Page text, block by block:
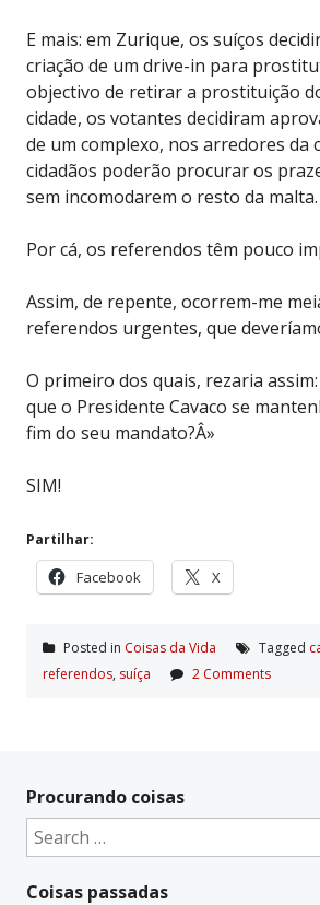
E mais: em Zurique, os suíços
criação de um drive-in para
objectivo de retirar a prostituição
cidade, os votantes decidiram
de um complexo, nos arredores da
cidadãos poderão procurar os
sem incomodarem o resto da malta.
Por cá, os referendos têm pouco
Assim, de repente, ocorrem-me
referendos urgentes, que
O primeiro dos quais, rezaria
que o Presidente Cavaco se
fim do seu mandato?Â»
SIM!
Partilhar:
Facebook X
Posted in Coisas da Vida Tagged
referendos, suí­ça 2 Comments
Procurando coisas
Search
for:
Coisas passadas